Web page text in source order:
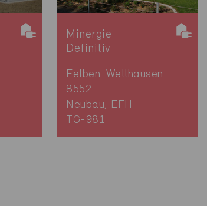
Minergie
Definitiv
Felben-Wellhausen
8552
Neubau, EFH
TG-981